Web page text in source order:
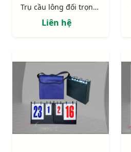
Trụ cầu lông đối trọng bê tông S27024
Liên hệ